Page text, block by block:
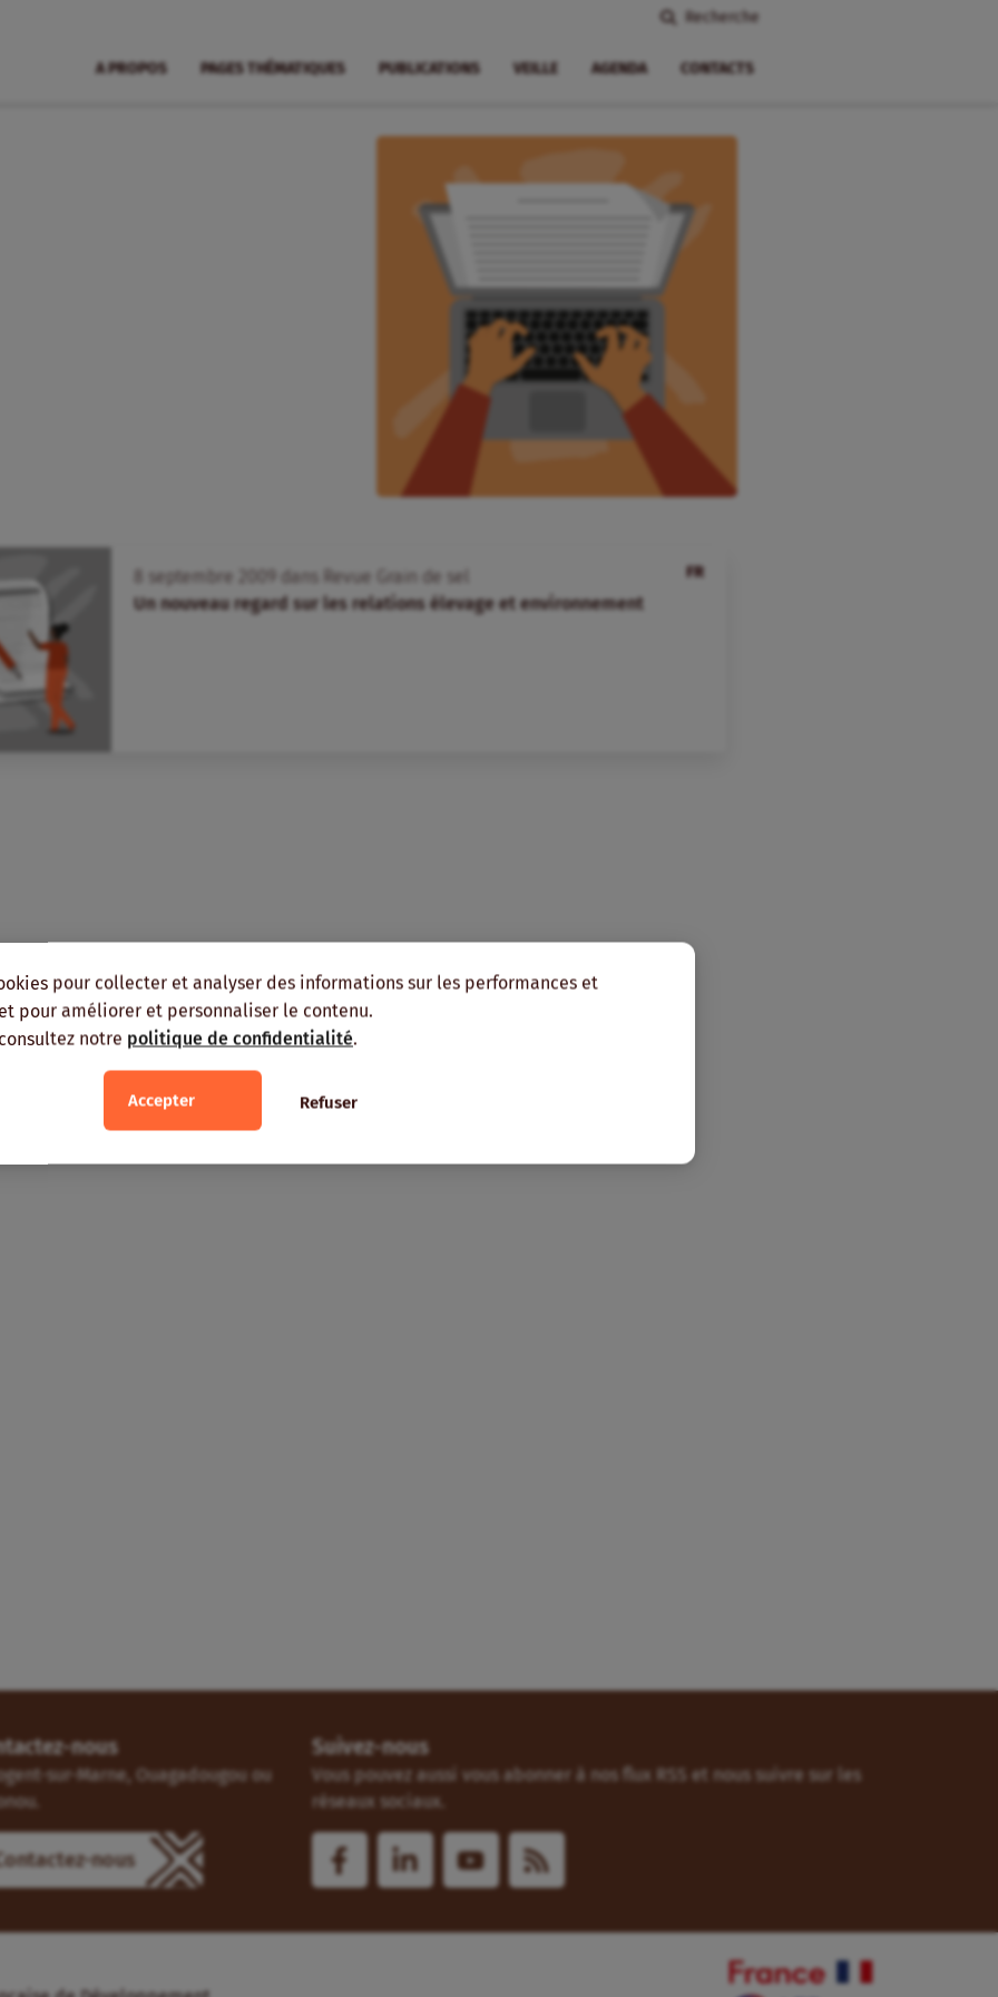
pour collecter et analyser des informations sur les performances et
pour améliorer et personnaliser le contenu.
notre politique de confidentialité.
Accepter Refuser
Recherche
A PROPOS PAGES THÉMATIQUES PUBLICATIONS VEILLE AGENDA CONTACTS
FR
septembre dans
Revue Grain de sel
Un nouveau regard sur les relations élevage et environnement
nous
sur-Marne, Ouagadougou ou
nous
Suivez-nous
Vous pouvez aussi vous abonner à nos flux RSS et nous suivre sur les
réseaux sociaux.